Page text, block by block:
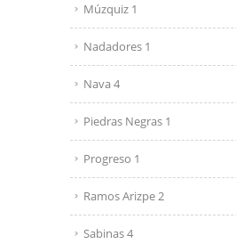
Múzquiz 1
Nadadores 1
Nava 4
Piedras Negras 1
Progreso 1
Ramos Arizpe 2
Sabinas 4